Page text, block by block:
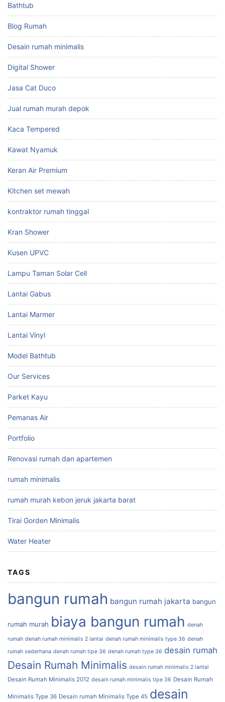
Bathtub
Blog Rumah
Desain rumah minimalis
Digital Shower
Jasa Cat Duco
Jual rumah murah depok
Kaca Tempered
Kawat Nyamuk
Keran Air Premium
Kitchen set mewah
kontraktor rumah tinggal
Kran Shower
Kusen UPVC
Lampu Taman Solar Cell
Lantai Gabus
Lantai Marmer
Lantai Vinyl
Model Bathtub
Our Services
Parket Kayu
Pemanas Air
Portfolio
Renovasi rumah dan apartemen
rumah minimalis
rumah murah kebon jeruk jakarta barat
Tirai Gorden Minimalis
Water Heater
TAGS
bangun rumah bangun rumah jakarta bangun
rumah murah biaya bangun rumah denah
rumah denah rumah minimalis 2 lantai denah rumah minimalis type 36 denah
rumah sederhana denah rumah tipe 36 denah rumah type 36 desain rumah
Desain Rumah Minimalis desain rumah minimalis 2 lantai
Desain Rumah Minimalis 2012 desain rumah minimalis tipe 36 Desain Rumah
Minimalis Type 36 Desain rumah Minimalis Type 45 desain